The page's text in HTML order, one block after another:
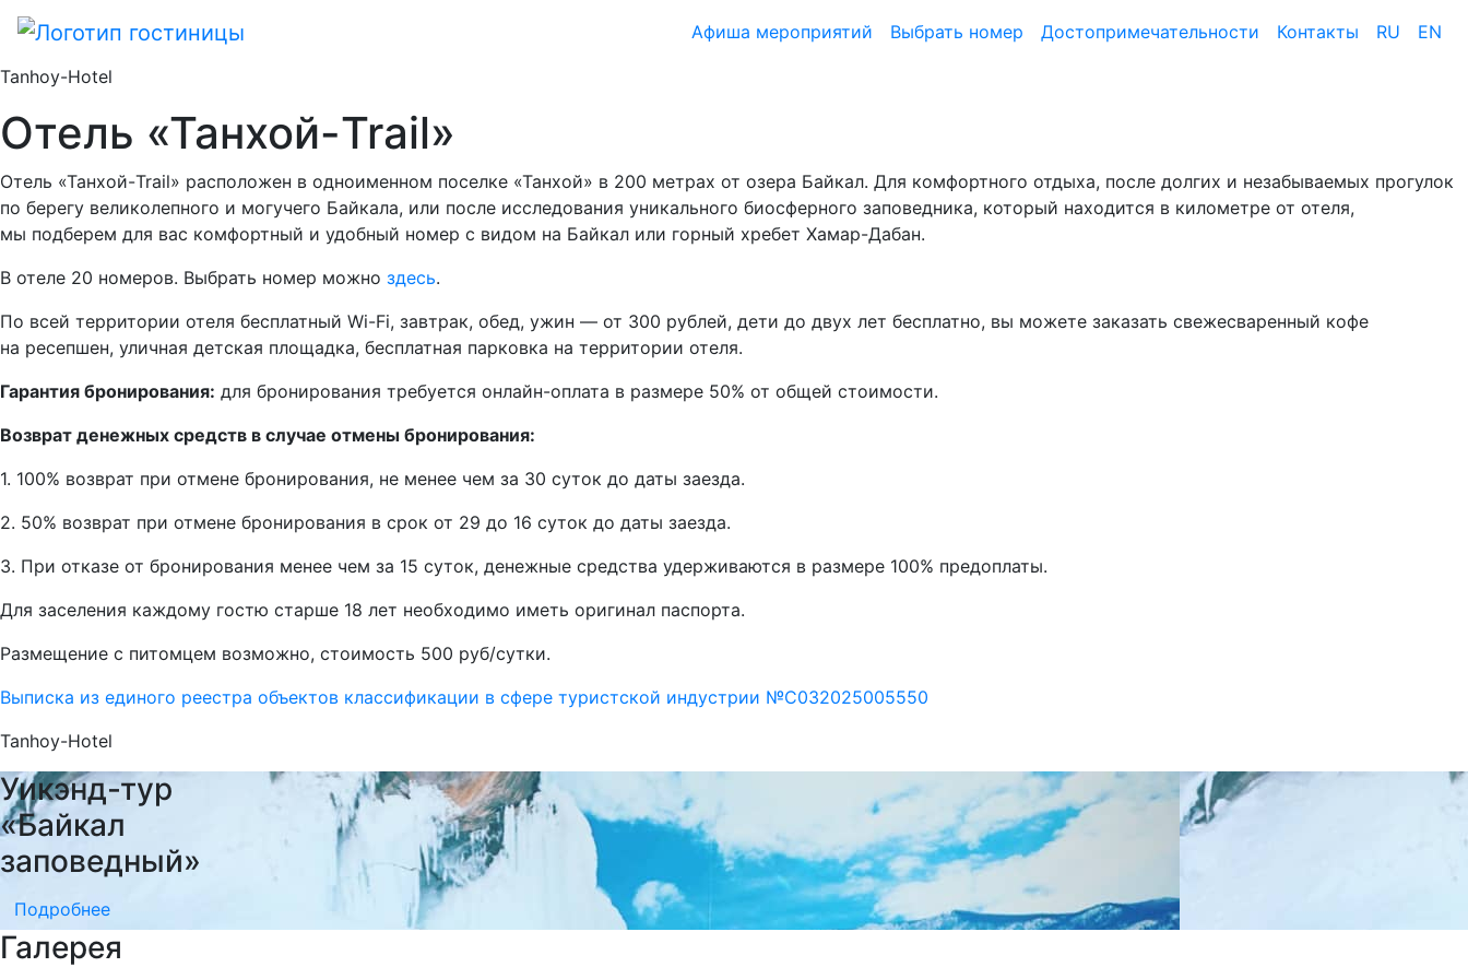
Афиша мероприятий Выбрать номер Достопримеча­тельности Контакты RU EN
Tanhoy-Hotel
Отель «Танхой-Trail»
Отель «Танхой-Trail» расположен в одноименном поселке «Танхой» в 200 метрах от озера Байкал. Для комфортного отдыха, после долгих и незабываемых прогулок
по берегу великолепного и могучего Байкала, или после исследования уникального биосферного заповедника, который находится в километре от отеля,
мы подберем для вас комфортный и удобный номер с видом на Байкал или горный хребет Хамар-Дабан.
В отеле 20 номеров. Выбрать номер можно здесь.
По всей территории отеля бесплатный Wi-Fi, завтрак, обед, ужин — от 300 рублей, дети до двух лет бесплатно, вы можете заказать свежесваренный кофе
на ресепшен, уличная детская площадка, бесплатная парковка на территории отеля.
Гарантия бронирования: для бронирования требуется онлайн-оплата в размере 50% от общей стоимости.
Возврат денежных средств в случае отмены бронирования:
1. 100% возврат при отмене бронирования, не менее чем за 30 суток до даты заезда.
2. 50% возврат при отмене бронирования в срок от 29 до 16 суток до даты заезда.
3. При отказе от бронирования менее чем за 15 суток, денежные средства удерживаются в размере 100% предоплаты.
Для заселения каждому гостю старше 18 лет необходимо иметь оригинал паспорта.
Размещение с питомцем возможно, стоимость 500 руб/сутки.
Выписка из единого реестра объектов классификации в сфере туристской индустрии №С032025005550
Tanhoy-Hotel
Уикэнд-тур
«Байкал
заповедный»
Подробнее
Галерея